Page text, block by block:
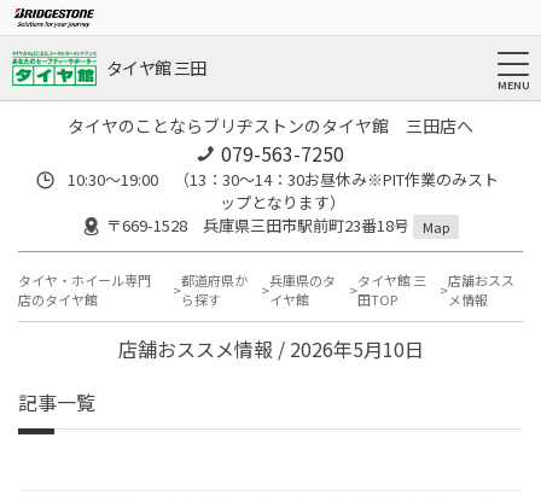
タイヤ館 三田
タイヤのことならブリヂストンのタイヤ館 三田店へ
079-563-7250
10:30～19:00 （13：30～14：30お昼休み※PIT作業のみスト
ップとなります）
〒669-1528 兵庫県三田市駅前町23番18号
Map
タイヤ・ホイール専門
店のタイヤ館
都道府県か
ら探す
兵庫県のタ
イヤ館
タイヤ館 三
田TOP
店舗おスス
メ情報
店舗おススメ情報 / 2026年5月10日
記事一覧